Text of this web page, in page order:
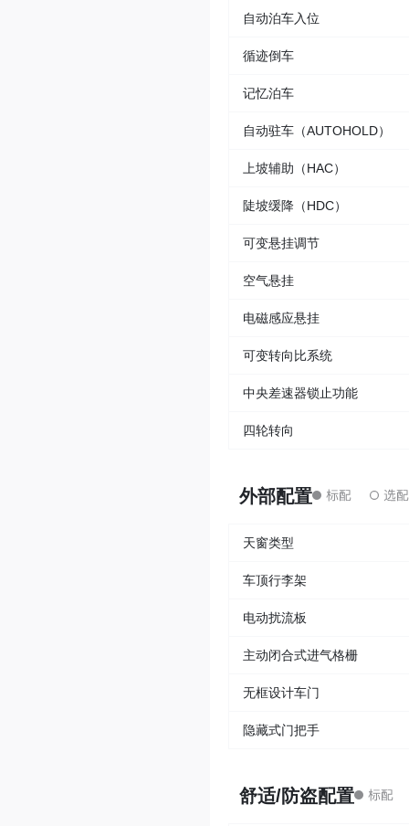
自动泊车入位
循迹倒车
记忆泊车
自动驻车（AUTOHOLD）
上坡辅助（HAC）
陡坡缓降（HDC）
可变悬挂调节
空气悬挂
电磁感应悬挂
可变转向比系统
中央差速器锁止功能
四轮转向
外部配置
天窗类型
车顶行李架
电动扰流板
主动闭合式进气格栅
无框设计车门
隐藏式门把手
舒适/防盗配置